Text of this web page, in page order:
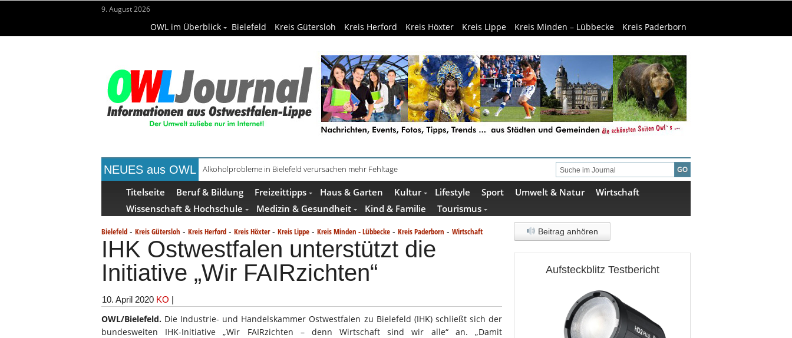
9. August 2026
OWL im Überblick Bielefeld Kreis Gütersloh Kreis Herford Kreis Höxter Kreis Lippe Kreis Minden – Lübbecke Kreis Paderborn
NEUES aus OWL Alkoholprobleme in Bielefeld verursachen mehr Fehltage
Handgemachte Geschenkideen im Pop-up-Store in Büren
Titelseite Beruf & Bildung Freizeittipps Haus & Garten Kultur Lifestyle Sport Umwelt & Natur
Wirtschaft
Wissenschaft & Hochschule
Medizin & Gesundheit Kind & Familie Tourismus
Bielefeld - Kreis Gütersloh - Kreis Herford - Kreis Höxter- Kreis Lippe - Kreis Minden - Lübbecke - Kreis Paderborn - Wirtschaft
IHK Ostwestfalen unterstützt die
Initiative „Wir FAIRzichten“
10. April 2020 KO |
OWL/Bielefeld. Die Industrie- und Handelskammer Ostwestfalen zu Bielefeld (IHK) schließt sich der
bundesweiten IHK-Initiative „Wir FAIRzichten – denn Wirtschaft sind wir alle“ an. „Damit
Beitrag anhören
Aufsteckblitz Testbericht